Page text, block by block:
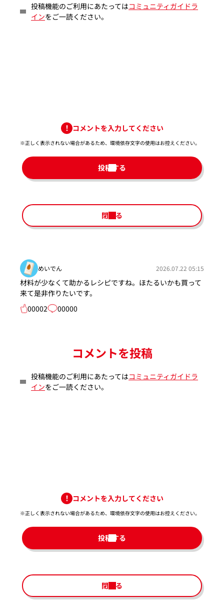
投稿機能のご利用にあたってはコミュニティガイドラ
インをご一読ください。
コメントを入力してください
※正しく表示されない場合があるため、環境依存文字の使用はお控えください。​
投稿する
閉じる
めいでん 2026.07.22 05:15
材料が少なくて助かるレシピですね。ほたるいかも買って
来て是非作りたいです。
00002
00000
コメントを投稿
投稿機能のご利用にあたってはコミュニティガイドラ
インをご一読ください。
コメントを入力してください
※正しく表示されない場合があるため、環境依存文字の使用はお控えください。​
投稿する
閉じる